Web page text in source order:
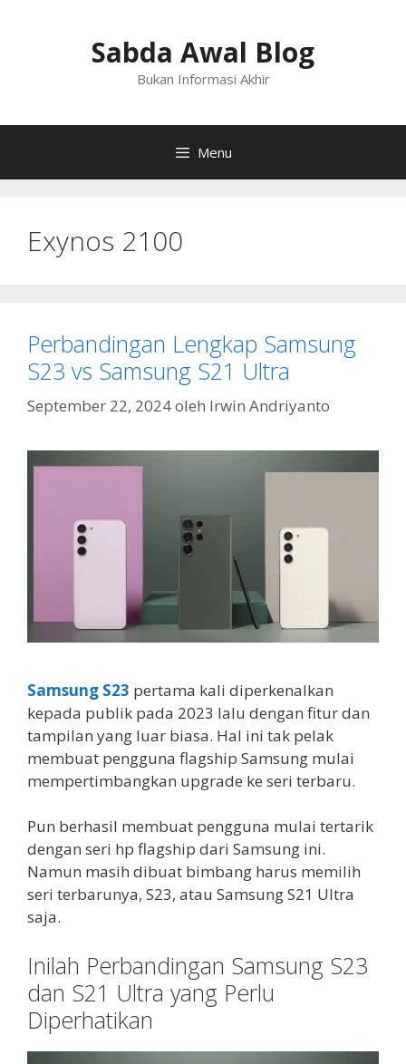
Sabda Awal Blog
Bukan Informasi Akhir
Menu
Exynos 2100
Perbandingan Lengkap Samsung
S23 vs Samsung S21 Ultra
September 22, 2024oleh Irwin Andriyanto
Samsung S23 pertama kali diperkenalkan
kepada publik pada 2023 lalu dengan fitur dan
tampilan yang luar biasa. Hal ini tak pelak
membuat pengguna flagship Samsung mulai
mempertimbangkan upgrade ke seri terbaru.
Pun berhasil membuat pengguna mulai tertarik
dengan seri hp flagship dari Samsung ini.
Namun masih dibuat bimbang harus memilih
seri terbarunya, S23, atau Samsung S21 Ultra
saja.
Inilah Perbandingan Samsung S23
dan S21 Ultra yang Perlu
Diperhatikan